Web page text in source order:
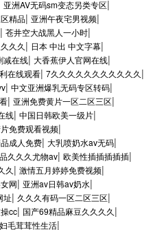
亚洲AV无码sm变态另类专区|
精品| 亚洲午夜宅男视频|
| 苍井空大战黑人一小时|
久久| 日本 中出 中文字幕|
减在线| 大香蕉伊人官网在线|
在线观看| 7久久久久久久久久久久久|
| 中文亚洲爆乳无码专区转码|
| 亚洲免费黄片一区二区三区|
线| 中国日韩欧美一级片|
免费观看视频|
成人免费| 大乳喷奶水av无码|
久久久尤物av| 欧美性插插插插插|
久| 激情五月婷婷免费视频|
网| 亚洲av日韩av奶水|
址| 久久久有码一区二区三区|
cc| 国产69精品麻豆久久久久|
毛茸茸性生活|